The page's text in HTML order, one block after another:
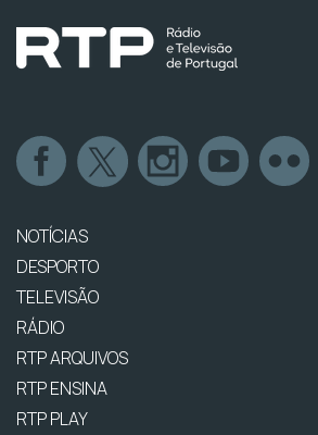
NOTÍCIAS
DESPORTO
TELEVISÃO
RÁDIO
RTP ARQUIVOS
RTP ENSINA
RTP PLAY